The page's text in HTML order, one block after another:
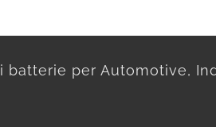
per Automotive,